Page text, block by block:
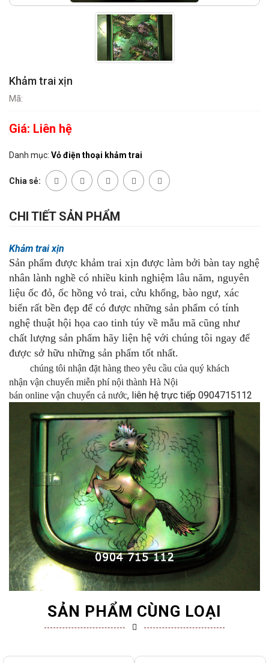
Khảm trai xịn
Mã:
Giá: Liên hệ
Danh mục: Vỏ điện thoại khảm trai
Chia sẻ:
CHI TIẾT SẢN PHẨM
Khảm trai xịn
Sản phẩm được khảm trai xịn được làm bởi bàn tay nghệ
nhân lành nghề có nhiều kinh nghiệm lâu năm, nguyên
liệu ốc đỏ, ốc hồng vỏ trai, cửu khổng, bào ngư, xác
biển rất bền đẹp để có được những sản phẩm có tính
nghệ thuật hội họa cao tinh túy về mẫu mã cũng như
chất lượng sản phẩm hãy liện hệ với chúng tôi ngay để
được sở hữu những sản phẩm tốt nhất.
chúng tôi nhận đặt hàng theo yêu cầu của quý khách
nhận vận chuyển miễn phí nội thành Hà Nội
bán online vận chuyển cả nước, liên hệ trực tiếp 0904715112
SẢN PHẨM CÙNG LOẠI